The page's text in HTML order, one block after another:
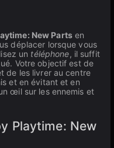
New Partsen
déplacer lorsque vous
un téléphone, il suffit
Votre objectif est de
de les livrer au centre
et en évitant et en
œil sur les ennemis et
Playtime: New